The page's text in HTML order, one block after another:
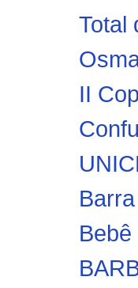
Total
II